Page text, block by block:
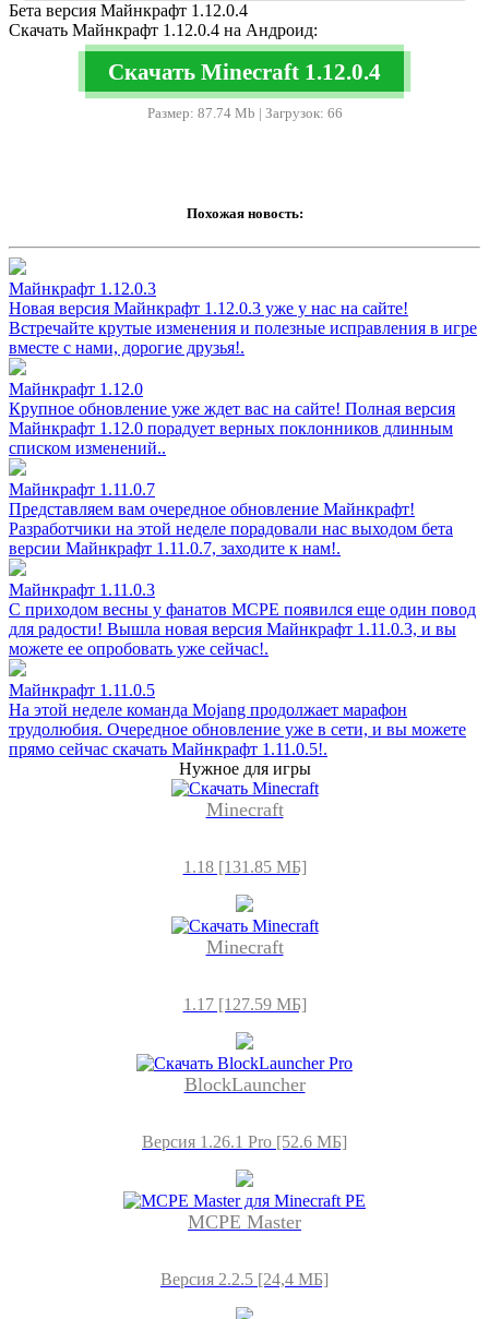
Бета версия Майнкрафт 1.12.0.4
Скачать Майнкрафт 1.12.0.4 на Андроид:
Скачать Minecraft 1.12.0.4
Размер: 87.74 Mb | Загрузок: 66
Похожая новость:
Майнкрафт 1.12.0.3
Новая версия Майнкрафт 1.12.0.3 уже у нас на сайте!
Встречайте крутые изменения и полезные исправления в игре
вместе с нами, дорогие друзья!.
Майнкрафт 1.12.0
Крупное обновление уже ждет вас на сайте! Полная версия
Майнкрафт 1.12.0 порадует верных поклонников длинным
списком изменений..
Майнкрафт 1.11.0.7
Представляем вам очередное обновление Майнкрафт!
Разработчики на этой неделе порадовали нас выходом бета
версии Майнкрафт 1.11.0.7, заходите к нам!.
Майнкрафт 1.11.0.3
С приходом весны у фанатов MCPE появился еще один повод
для радости! Вышла новая версия Майнкрафт 1.11.0.3, и вы
можете ее опробовать уже сейчас!.
Майнкрафт 1.11.0.5
На этой неделе команда Mojang продолжает марафон
трудолюбия. Очередное обновление уже в сети, и вы можете
прямо сейчас скачать Майнкрафт 1.11.0.5!.
Нужное для игры
Minecraft
1.18 [131.85 МБ]
Minecraft
1.17 [127.59 МБ]
BlockLauncher
Версия 1.26.1 Pro [52.6 МБ]
MCPE Master
Версия 2.2.5 [24,4 МБ]